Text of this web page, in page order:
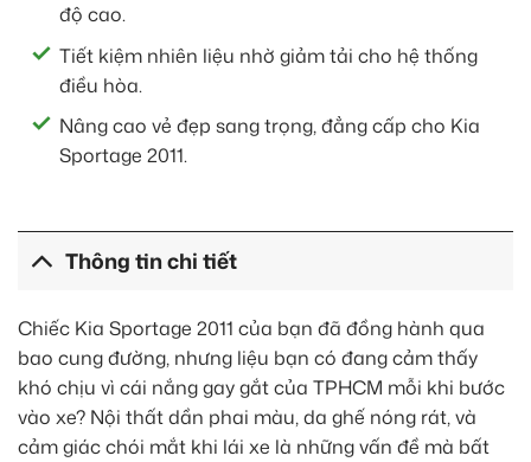
độ cao.
Tiết kiệm nhiên liệu nhờ giảm tải cho hệ thống
điều hòa.
Nâng cao vẻ đẹp sang trọng, đẳng cấp cho Kia
Sportage 2011.
Thông tin chi tiết
Chiếc Kia Sportage 2011 của bạn đã đồng hành qua
bao cung đường, nhưng liệu bạn có đang cảm thấy
khó chịu vì cái nắng gay gắt của TPHCM mỗi khi bước
vào xe? Nội thất dần phai màu, da ghế nóng rát, và
cảm giác chói mắt khi lái xe là những vấn đề mà bất